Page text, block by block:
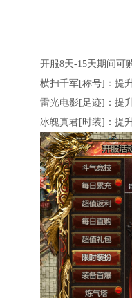
开服8天-15天期间可
横扫千军[称号]：提
雷光电影[足迹]：提
冰魄真君[时装]：提